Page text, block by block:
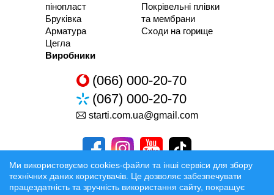
пінопласт
Бруківка
Арматура
Цегла
Покрівельні плівки
та мембрани
Сходи на горище
Виробники
(066) 000-20-70
(067) 000-20-70
starti.com.ua@gmail.com
Ми використовуємо cookies-файли та інші сервіси для збору
технічних даних користувачів. Це дозволяє забезпечувати
працездатність та зручність використання сайту, покращує